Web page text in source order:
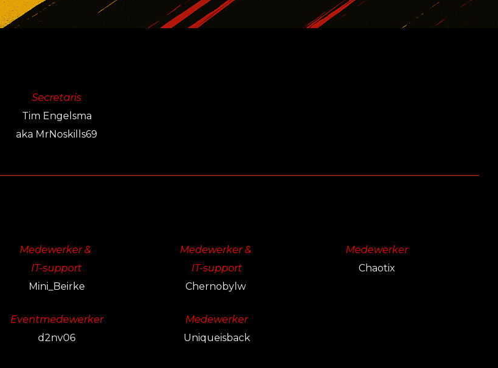
Secretaris
Tim Engelsma
aka MrNoskills69
Medewerker &
IT-support
Mini_Beirke
Medewerker &
IT-support
Chernobylw
Medewerker
Chaotix
Eventmedewerker
d2nv06
Medewerker
Uniqueisback